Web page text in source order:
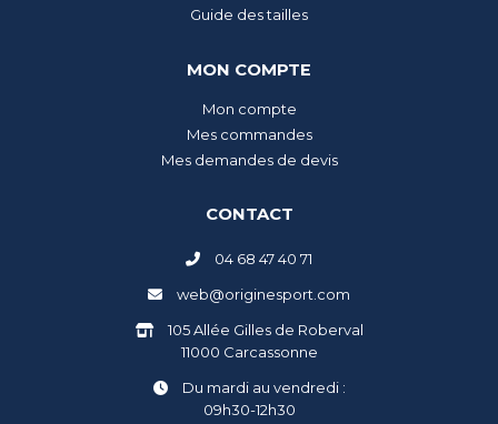
Guide des tailles
MON COMPTE
Mon compte
Mes commandes
Mes demandes de devis
CONTACT
04 68 47 40 71
web@originesport.com
105 Allée Gilles de Roberval
11000 Carcassonne
Du mardi au vendredi :
09h30-12h30